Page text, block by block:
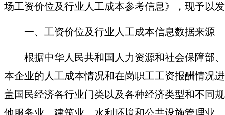
场工资价位及行业人工成本参考信息》，现予以
一、 工资价位及行业人工成本信息数据来源
根据中华人民共和国人力资源和社会保障部
本企业的人工成本情况和在岗职工工资报酬情况
盖国民经济各行业门类以及各种经济类型和不同